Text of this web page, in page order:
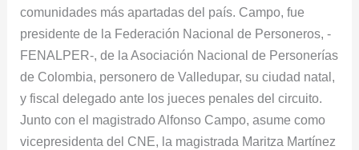
comunidades más apartadas del país. Campo, fue
presidente de la Federación Nacional de Personeros, -
FENALPER-, de la Asociación Nacional de Personerías
de Colombia, personero de Valledupar, su ciudad natal,
y fiscal delegado ante los jueces penales del circuito.
Junto con el magistrado Alfonso Campo, asume como
vicepresidenta del CNE, la magistrada Maritza Martínez